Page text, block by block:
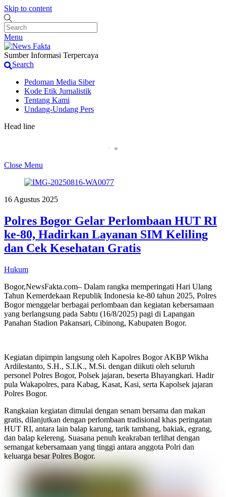
Skip to content
Menu
Sumber Informasi Terpercaya
Search
Pedoman Media Siber
Kode Etik Jurnalistik
Tentang Kami
Undang-Undang Pers
Head line
Pemilik Pengolahan Emas di Desa Kalong1,Sebut
Close Menu
16 Agustus 2025
Polres Bogor Gelar Perlombaan HUT RI
ke-80, Hadirkan Layanan SIM Keliling
dan Cek Kesehatan Gratis
Hukum
Bogor,NewsFakta.com– Dalam rangka memperingati Hari Ulang
Tahun Kemerdekaan Republik Indonesia ke-80 tahun 2025, Polres
Bogor menggelar berbagai perlombaan dan kegiatan kebersamaan
yang berlangsung pada Sabtu (16/8/2025) pagi di Lapangan
Panahan Stadion Pakansari, Cibinong, Kabupaten Bogor.
Kegiatan dipimpin langsung oleh Kapolres Bogor AKBP Wikha
Ardilestanto, S.H., S.I.K., M.Si. dengan diikuti oleh seluruh
personel Polres Bogor, Polsek jajaran, beserta Bhayangkari. Hadir
pula Wakapolres, para Kabag, Kasat, Kasi, serta Kapolsek jajaran
Polres Bogor.
Rangkaian kegiatan dimulai dengan senam bersama dan makan
gratis, dilanjutkan dengan perlombaan tradisional khas peringatan
HUT RI, antara lain balap karung, tarik tambang, bakiak, egrang,
dan balap kelereng. Suasana penuh keakraban terlihat dengan
semangat kebersamaan yang tinggi antara anggota Polri dan
keluarga besar Polres Bogor.